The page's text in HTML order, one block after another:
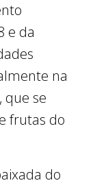
e da
na
que se
frutas do
do